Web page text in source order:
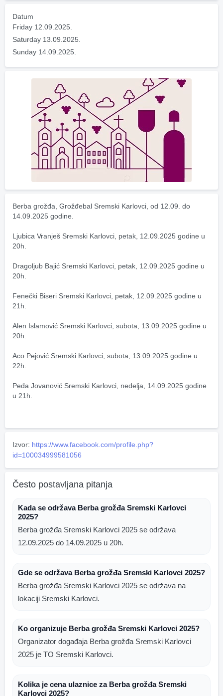
Datum
Friday 12.09.2025.
Saturday 13.09.2025.
Sunday 14.09.2025.
Berba grožđa, Grožđebal Sremski Karlovci, od 12.09. do
14.09.2025 godine.
Ljubica Vranješ Sremski Karlovci, petak, 12.09.2025 godine u
20h.
Dragoljub Bajić Sremski Karlovci, petak, 12.09.2025 godine u
20h.
Fenečki Biseri Sremski Karlovci, petak, 12.09.2025 godine u
21h.
Alen Islamović Sremski Karlovci, subota, 13.09.2025 godine u
20h.
Aco Pejović Sremski Karlovci, subota, 13.09.2025 godine u
22h.
Peđa Jovanović Sremski Karlovci, nedelja, 14.09.2025 godine
u 21h.
Izvor: https://www.facebook.com/profile.php?
id=100034999581056
Često postavljana pitanja
Kada se održava Berba grožđa Sremski Karlovci
2025?
Berba grožđa Sremski Karlovci 2025 se održava
12.09.2025 do 14.09.2025 u 20h.
Gde se održava Berba grožđa Sremski Karlovci 2025?
Berba grožđa Sremski Karlovci 2025 se održava na
lokaciji Sremski Karlovci.
Ko organizuje Berba grožđa Sremski Karlovci 2025?
Organizator događaja Berba grožđa Sremski Karlovci
2025 je TO Sremski Karlovci.
Kolika je cena ulaznice za Berba grožđa Sremski
Karlovci 2025?